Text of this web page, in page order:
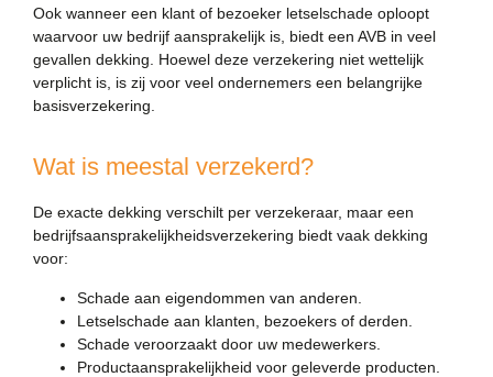
Ook wanneer een klant of bezoeker letselschade oploopt
waarvoor uw bedrijf aansprakelijk is, biedt een AVB in veel
gevallen dekking. Hoewel deze verzekering niet wettelijk
verplicht is, is zij voor veel ondernemers een belangrijke
basisverzekering.
Wat is meestal verzekerd?
De exacte dekking verschilt per verzekeraar, maar een
bedrijfsaansprakelijkheidsverzekering biedt vaak dekking
voor:
Schade aan eigendommen van anderen.
Letselschade aan klanten, bezoekers of derden.
Schade veroorzaakt door uw medewerkers.
Productaansprakelijkheid voor geleverde producten.